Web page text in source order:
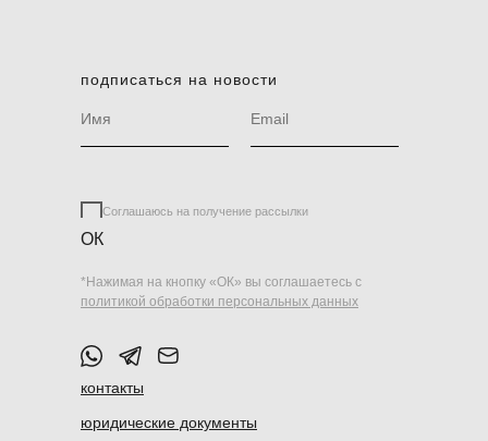
подписаться на новости
Соглашаюсь на получение рассылки
ОК
контакты
юридические документы
*Нажимая на кнопку «ОК» вы соглашаетесь с
политикой обработки персональных данных